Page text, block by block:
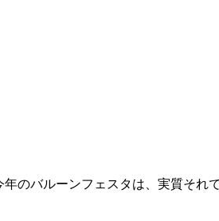
のバルーンフェスタは、実質それ